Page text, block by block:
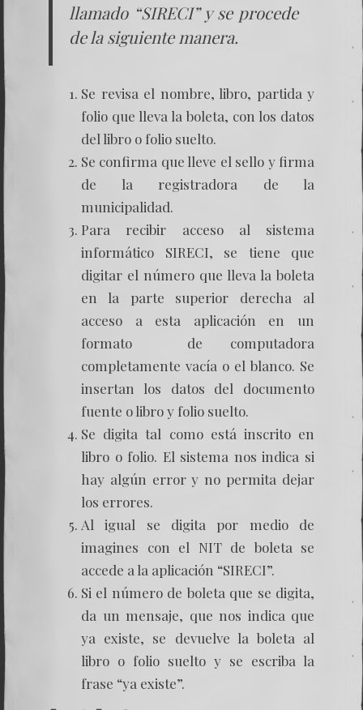
llamado “SIRECI” y se procede
de la siguiente manera.
Se revisa el nombre, libro, partida y
folio que lleva la boleta, con los datos
del libro o folio suelto.
Se confirma que lleve el sello y firma
de la registradora de la
municipalidad.
Para recibir acceso al sistema
informático SIRECI, se tiene que
digitar el número que lleva la boleta
en la parte superior derecha al
acceso a esta aplicación en un
formato de computadora
completamente vacía o el blanco. Se
insertan los datos del documento
fuente o libro y folio suelto.
Se digita tal como está inscrito en
libro o folio. El sistema nos indica si
hay algún error y no permita dejar
los errores.
Al igual se digita por medio de
imagines con el NIT de boleta se
accede a la aplicación “SIRECI”.
Si el número de boleta que se digita,
da un mensaje, que nos indica que
ya existe, se devuelve la boleta al
libro o folio suelto y se escriba la
frase “ya existe”.